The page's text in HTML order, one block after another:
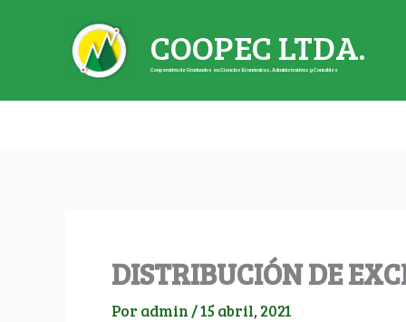
contenido
COOPEC LTDA.
Cooperativa de Graduados en Ciencias Económicas, Administrativas y Contables
DISTRIBUCIÓN DE
Por admin/15 abril, 2021